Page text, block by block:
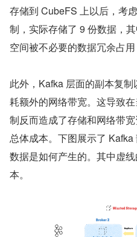
存储到 CubeFS 上以后，考
制，实际存储了 9 份数据，
空间被不必要的数据冗余占
此外，Kafka 层面的副本复
耗额外的网络带宽。这导致
制反而造成了存储和网络带
总体成本。下图展示了
数据是如何产生的。其中虚
本。